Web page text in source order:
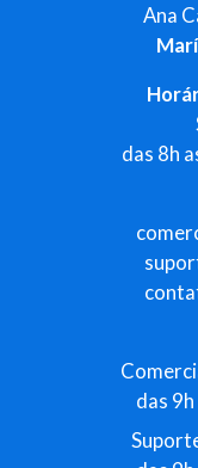
Ana
das 8h
das